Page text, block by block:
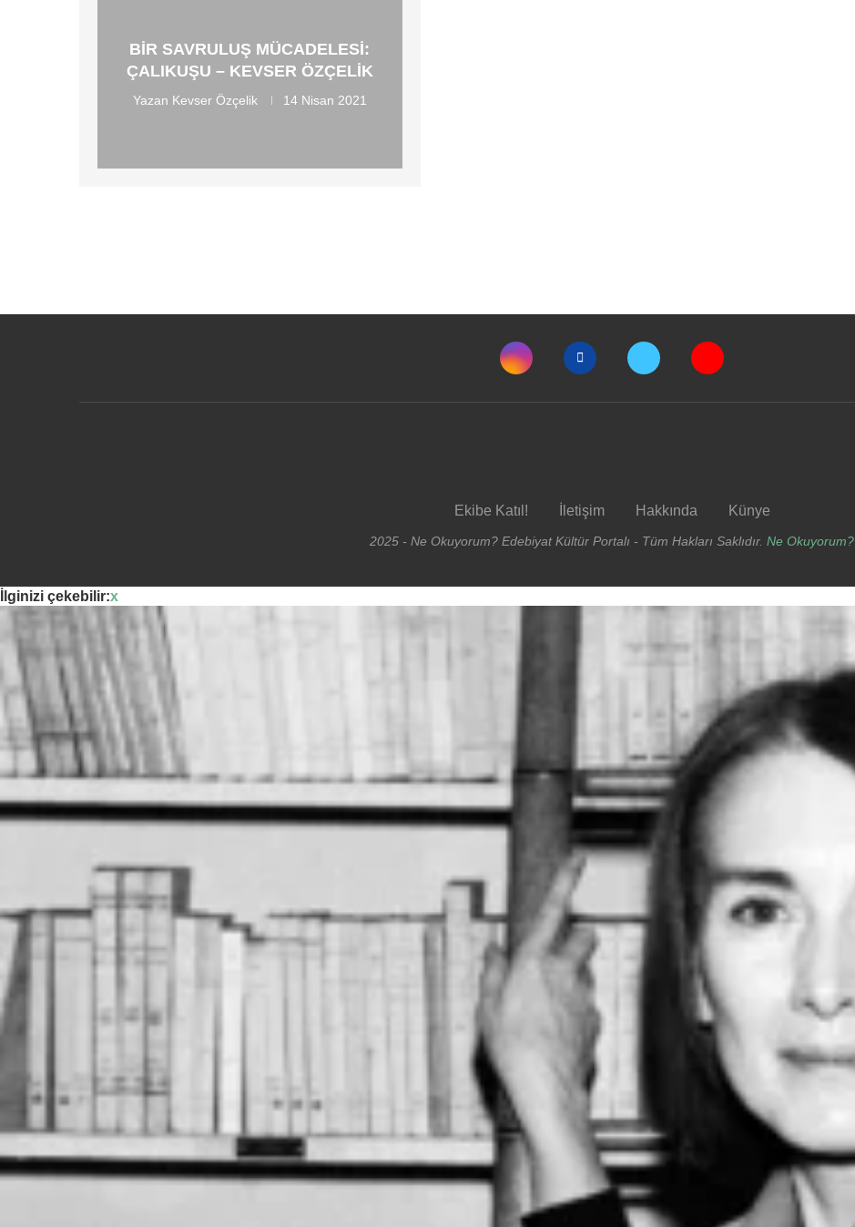
BIR SAVRULUŞ MÜCADELESI:
ÇALIKUŞU – KEVSER ÖZÇELIK
Yazan Kevser Özçelik 14 Nisan 2021
Ekibe Katıl! İletişim Hakkında Künye
2025 - Ne Okuyorum? Edebiyat Kültür Portalı - Tüm Hakları Saklıdır. Ne Okuyorum?
İlginizi çekebilir:x